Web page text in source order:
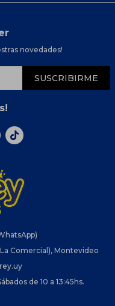
Comercial), Montevideo
de 10 a 13:45hs.
novedades!
SUSCRIBIRME